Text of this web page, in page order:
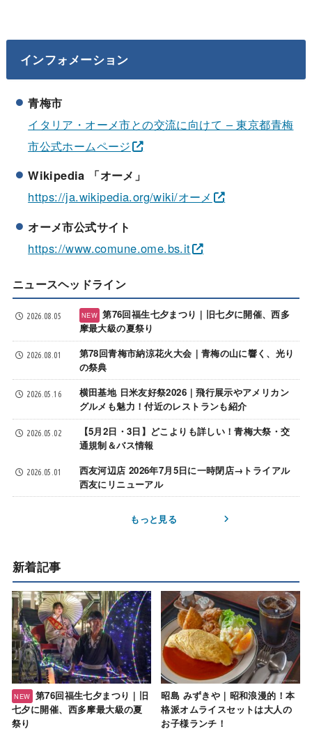
インフォメーション
青梅市
イタリア・オーメ市との交流に向けて – 東京都青梅
市公式ホームページ
Wikipedia 「オーメ」
https://ja.wikipedia.org/wiki/オーメ
オーメ市公式サイト
https://www.comune.ome.bs.it
ニュースヘッドライン
第76回福生七夕まつり｜旧七夕に開催、西多
摩最大級の夏祭り
2026.08.05
第78回青梅市納涼花火大会｜青梅の山に響く、光り
の祭典
2026.08.01
横田基地 日米友好祭2026｜飛行展示やアメリカン
グルメも魅力！付近のレストランも紹介
2026.05.16
【5月2日・3日】どこよりも詳しい！青梅大祭・交
通規制＆バス情報
2026.05.02
西友河辺店 2026年7月5日に一時閉店→トライアル
西友にリニューアル
2026.05.01
もっと見る
新着記事
第76回福生七夕まつり｜旧
七夕に開催、西多摩最大級の夏
祭り
昭島 みずきや｜昭和浪漫的！本
格派オムライスセットは大人の
お子様ランチ！